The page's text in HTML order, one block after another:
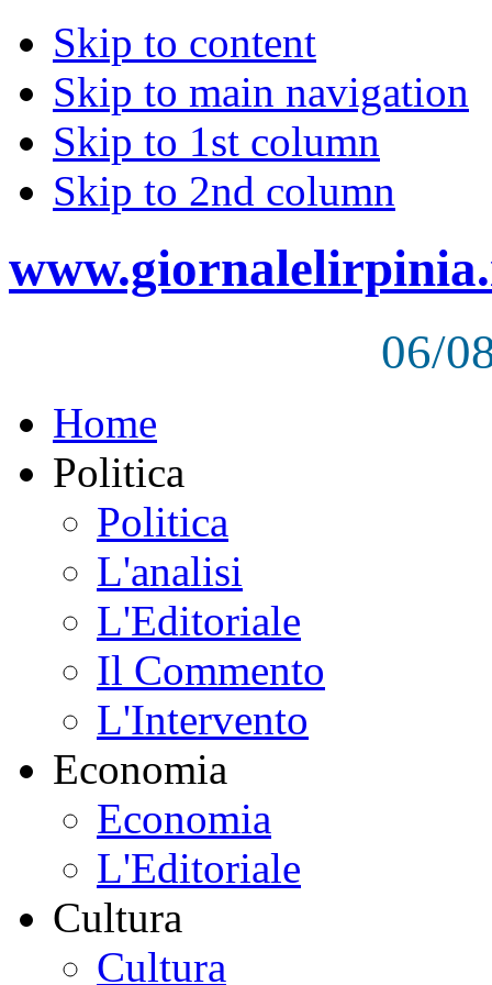
Skip to content
Skip to main navigation
Skip to 1st column
Skip to 2nd column
06/
Home
Politica
Politica
L'analisi
L'Editoriale
Il Commento
L'Intervento
Economia
Economia
L'Editoriale
Cultura
Cultura